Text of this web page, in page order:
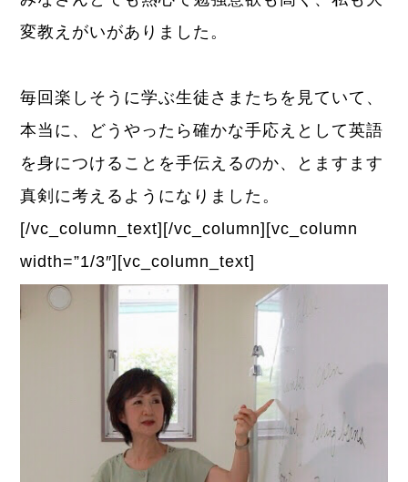
変教えがいがありました。
毎回楽しそうに学ぶ生徒さまたちを見ていて、
本当に、どうやったら確かな手応えとして英語
を身につけることを手伝えるのか、とますます
真剣に考えるようになりました。
[/vc_column_text][/vc_column][vc_column
width=”1/3″][vc_column_text]